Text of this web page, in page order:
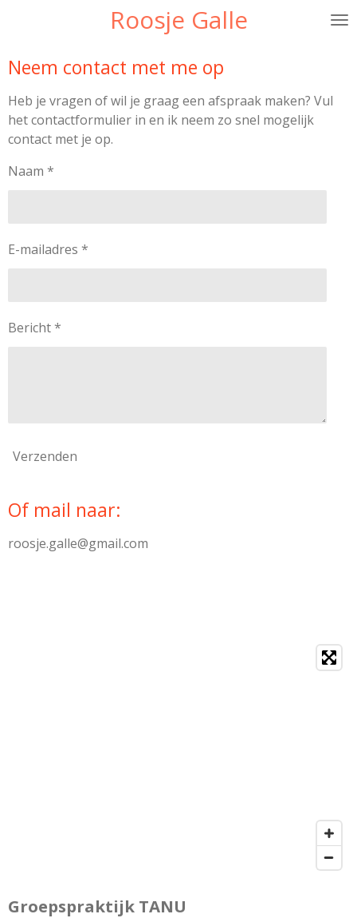
de
hoofdinhoud
Roosje Galle
Neem contact met me op
Heb je vragen of wil je graag een afspraak maken? Vul
het contactformulier in en ik neem zo snel mogelijk
contact met je op.
Naam *
E-mailadres *
Bericht *
Verzenden
Of mail naar:
roosje.galle@gmail.com
Groepspraktijk TANU